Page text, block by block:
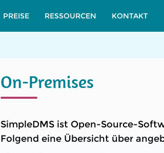
PREISE RESSOURCEN KONTAKT
On-Premises
SimpleDMS ist Open-Source-
Folgend eine Übersicht über